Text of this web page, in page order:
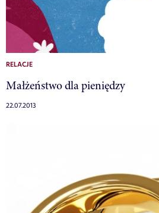
RELACJE
Małżeństwo dla pieniędzy
22.07.2013